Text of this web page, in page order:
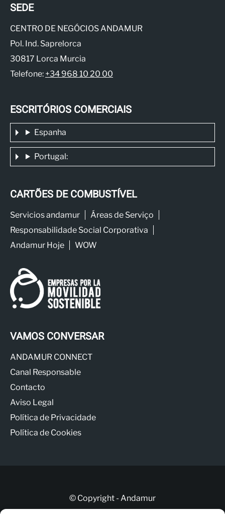
SEDE
CENTRO DE NEGÓCIOS ANDAMUR
Pol. Ind. Saprelorca
30817 Lorca Murcia
Telefone: +34 968 10 20 00
ESCRITÓRIOS COMERCIAIS
Espanha
Portugal:
CARTÕES DE COMBUSTÍVEL
Servicios andamur
Áreas de Serviço
Responsabilidade Social Corporativa
Andamur Hoje
WOW
VAMOS CONVERSAR
ANDAMUR CONNECT
Canal Responsable
Contacto
Aviso Legal
Política de Privacidade
Política de Cookies
© Copyright - Andamur